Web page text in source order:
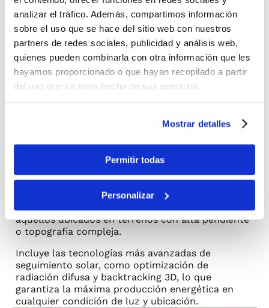
analizar el tráfico. Además, compartimos información
sobre el uso que se hace del sitio web con nuestros
partners de redes sociales, publicidad y análisis web,
quienes pueden combinarla con otra información que les
hayamos proporcionado o que hayan recopilado a partir
del uso que se haya hecho de sus servicios.
Mostrar detalles
Permitir todas
Personalizar
La mejor solución de tracker
fotovoltaicas.
FACTIUN TRX
row) de un eje horizontal diseñado para ofrecer
una integración óptima de módulos de gran
formato en proyectos fotovoltaicos, incluso en
aquellos ubicados en terrenos con alta pendiente
o topografía compleja.
Incluye las tecnologías más avanzadas de
seguimiento solar, como optimización de
radiación difusa y backtracking 3D, lo que
garantiza la máxima producción energética en
cualquier condición de luz y ubicación.